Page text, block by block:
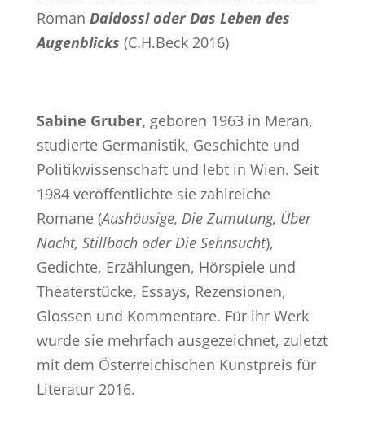
Roman Daldossi oder Das Leben des
Augenblicks (C.H.Beck 2016)
Sabine Gruber, geboren 1963 in Meran,
studierte Germanistik, Geschichte und
Politikwissenschaft und lebt in Wien. Seit
1984 veröffentlichte sie zahlreiche
Romane (Aushäusige, Die Zumutung, Über
Nacht, Stillbach oder Die Sehnsucht),
Gedichte, Erzählungen, Hörspiele und
Theaterstücke, Essays, Rezensionen,
Glossen und Kommentare. Für ihr Werk
wurde sie mehrfach ausgezeichnet, zuletzt
mit dem Österreichischen Kunstpreis für
Literatur 2016.